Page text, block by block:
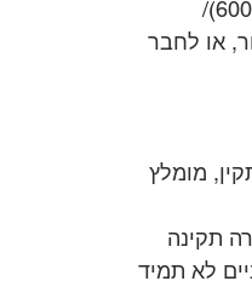
או לחבר
מומלץ
תקינה
לא תמיד